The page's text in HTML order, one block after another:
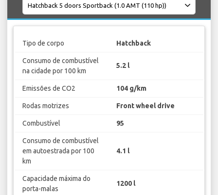
Tipo de corpo Hatchback
Consumo de combustível
na cidade por 100 km
5.2 l
Emissões de CO2 104 g/km
Rodas motrizes Front wheel drive
Combustível 95
Consumo de combustível
em autoestrada por 100
km
4.1 l
Capacidade máxima do
porta-malas
1200 l